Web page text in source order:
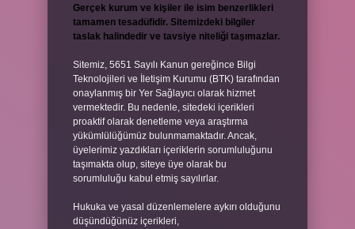
Gerçek kurum ve kişiler ile isim benzerlikleri
tamamen tesadüfidir. Sitemizdeki bilgiler
taslak halindedir ve tavsiye niteliği taşımazlar.
Sitemiz, 5651 Sayılı Kanun gereğince Bilgi
Teknolojileri ve İletişim Kurumu (BTK) tarafından
onaylanmış bir Yer Sağlayıcı olarak hizmet
vermektedir. Bu nedenle, sitedeki içerikleri
proaktif olarak denetleme veya araştırma
yükümlülüğümüz bulunmamaktadır. Ancak,
üyelerimiz yazdıkları içeriklerin sorumluluğunu
taşımakta olup, siteye üye olarak bu
sorumluluğu kabul etmiş sayılırlar.
Hukuka ve yasal düzenlemelere aykırı olduğunu
düşündüğünüz içerikleri,